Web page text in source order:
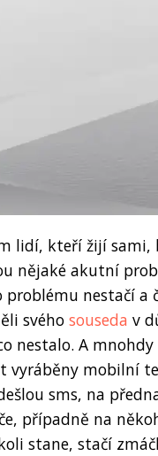
lidí, kteří žijí sami,
nějaké akutní
nestačí a
svého souseda v
nestalo. A
vyráběny mobilní
sms, na
případně na
stane, stačí